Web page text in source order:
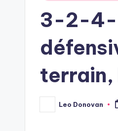
3-2-4-
terrain,
Posted
by
Leo Donovan